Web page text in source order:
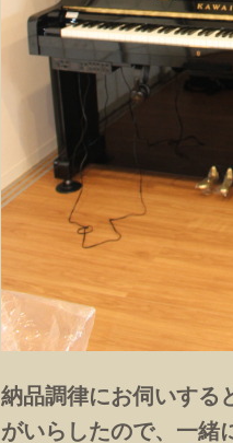
納品調律にお伺いする
がいらしたので、一緒